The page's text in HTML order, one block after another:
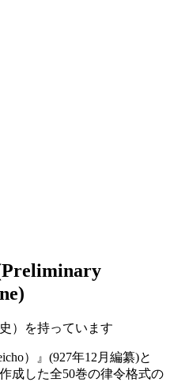
）を持っています
）』(927年12月編纂)と
成した全50巻の律令格式の